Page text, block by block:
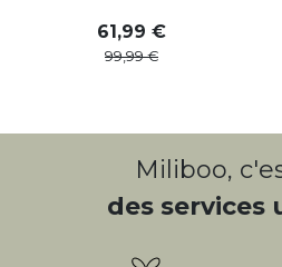
61,99
99,99
Miliboo,
des services